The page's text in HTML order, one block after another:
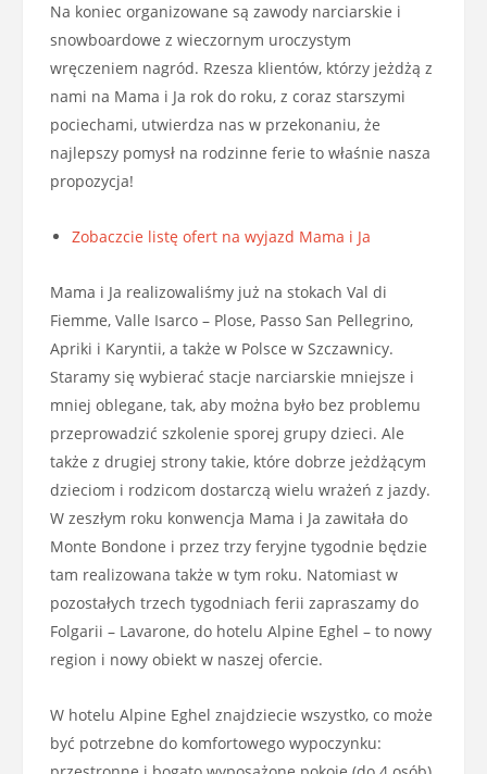
Na koniec organizowane są zawody narciarskie i
snowboardowe z wieczornym uroczystym
wręczeniem nagród. Rzesza klientów, którzy jeżdżą z
nami na Mama i Ja rok do roku, z coraz starszymi
pociechami, utwierdza nas w przekonaniu, że
najlepszy pomysł na rodzinne ferie to właśnie nasza
propozycja!
Zobaczcie listę ofert na wyjazd Mama i Ja
Mama i Ja realizowaliśmy już na stokach Val di
Fiemme, Valle Isarco – Plose, Passo San Pellegrino,
Apriki i Karyntii, a także w Polsce w Szczawnicy.
Staramy się wybierać stacje narciarskie mniejsze i
mniej oblegane, tak, aby można było bez problemu
przeprowadzić szkolenie sporej grupy dzieci. Ale
także z drugiej strony takie, które dobrze jeżdżącym
dzieciom i rodzicom dostarczą wielu wrażeń z jazdy.
W zeszłym roku konwencja Mama i Ja zawitała do
Monte Bondone i przez trzy feryjne tygodnie będzie
tam realizowana także w tym roku. Natomiast w
pozostałych trzech tygodniach ferii zapraszamy do
Folgarii – Lavarone, do hotelu Alpine Eghel – to nowy
region i nowy obiekt w naszej ofercie.
W hotelu Alpine Eghel znajdziecie wszystko, co może
być potrzebne do komfortowego wypoczynku: